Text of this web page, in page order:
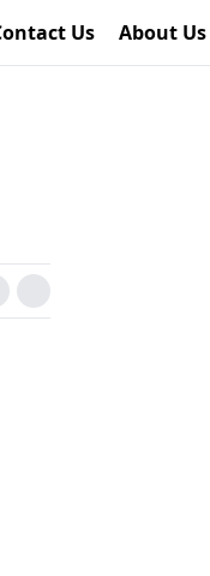
Us About Us